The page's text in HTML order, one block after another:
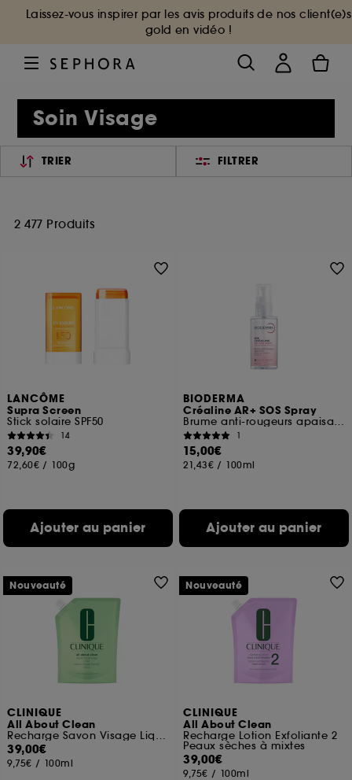
Laissez-vous inspirer par les avis produits de nos client(e)s
gold en vidéo !
Soin Visage
TRIER FILTRER
2 477 Produits
LANCÔME
Supra Screen
Stick solaire SPF50
14
39,90€
72,60€ / 100g
Ajouter au panier
BIODERMA
Créaline AR+ SOS Spray
Brume anti-rougeurs apaisante
1
15,00€
21,43€ / 100ml
Ajouter au panier
CLINIQUE
All About Clean
Recharge Savon Visage Liquide Doux – Peaux sèches à mixtes
39,00€
9,75€ / 100ml
Nouveauté
CLINIQUE
All About Clean
Recharge Lotion Exfoliante 2
Peaux sèches à mixtes
39,00€
9,75€ / 100ml
Nouveauté